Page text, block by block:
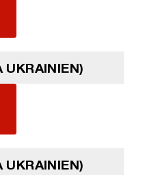
UKRAINIEN)
UKRAINIEN)